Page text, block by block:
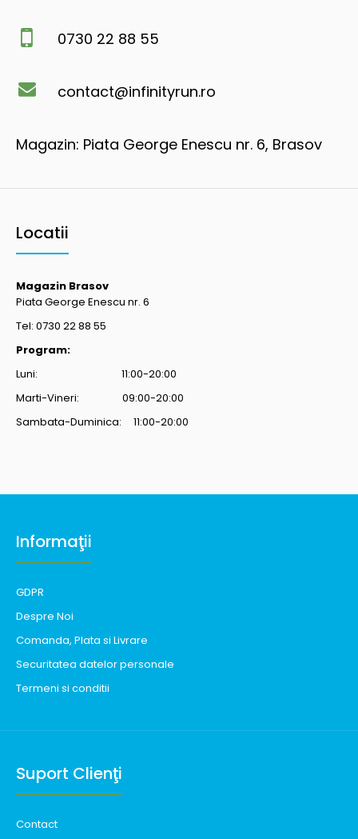
0730 22 88 55
contact@infinityrun.ro
Magazin: Piata George Enescu nr. 6, Brasov
Locatii
Magazin Brasov
Piata George Enescu nr. 6
Tel: 0730 22 88 55
Program:
Luni: 11:00-20:00
Marti-Vineri: 09:00-20:00
Sambata-Duminica: 11:00-20:00
Informaţii
GDPR
Despre Noi
Comanda, Plata si Livrare
Securitatea datelor personale
Termeni si conditii
Suport Clienţi
Contact